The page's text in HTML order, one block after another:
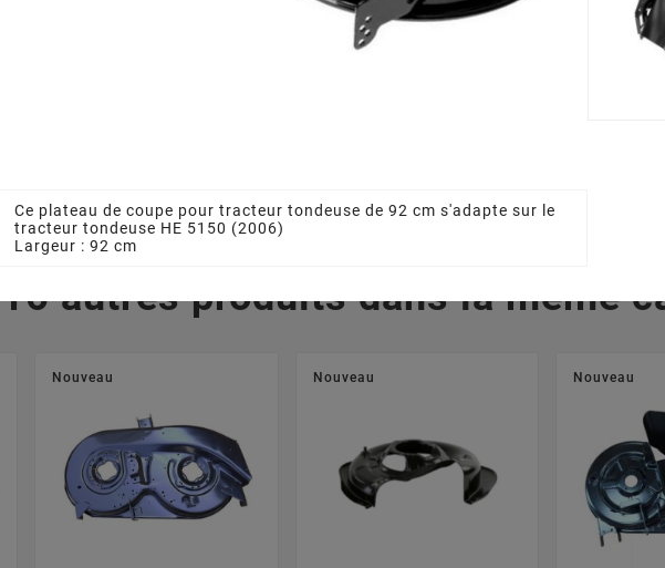
16 autres produits dans la même
Nouveau Nouveau Nouveau
Ce plateau de coupe pour tracteur tondeuse de 92 cm s'adapte sur le
tracteur tondeuse HE 5150 (2006)
Largeur : 92 cm